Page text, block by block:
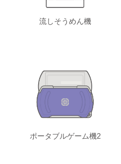
流しそうめん機
ポータブルゲーム機2